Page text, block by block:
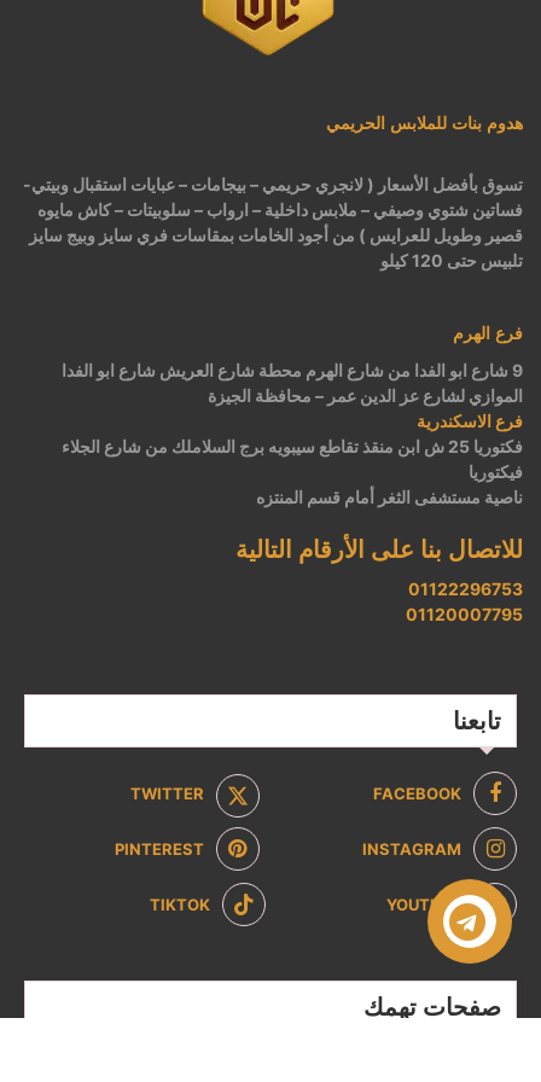
هدوم بنات للملابس الحريمي
تسوق بأفضل الأسعار ( لانجري حريمي – بيجامات – عبايات استقبال وبيتي-
فساتين شتوي وصيفي – ملابس داخلية – ارواب – سلوبيتات – كاش مايوه
قصير وطويل للعرايس ) من أجود الخامات بمقاسات فري سايز وبيج سايز
تلبيس حتى 120 كيلو
فرع الهرم
9 شارع ابو الفدا من شارع الهرم محطة شارع العريش شارع ابو الفدا
الموازي لشارع عز الدين عمر – محافظة الجيزة
فرع الاسكندرية
فكتوريا 25 ش ابن منقذ تقاطع سيبويه برج السلاملك من شارع الجلاء
فيكتوريا
ناصية مستشفى الثغر أمام قسم المنتزه
للاتصال بنا على الأرقام التالية
01122296753
01120007795
تابعنا
FACEBOOK
TWITTER
INSTAGRAM
PINTEREST
YOUTUBE
TIKTOK
صفحات تهمك